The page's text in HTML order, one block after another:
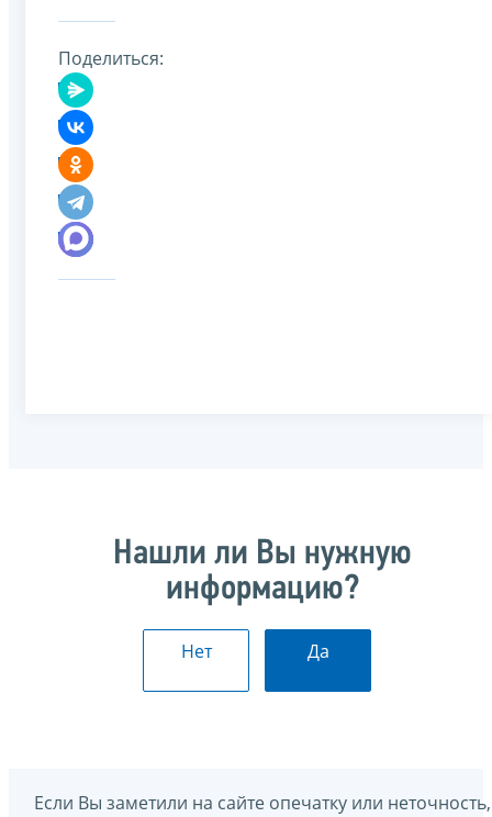
Поделиться:
Нашли ли Вы нужную
информацию?
Нет Да
Если Вы заметили на сайте опечатку или неточность,